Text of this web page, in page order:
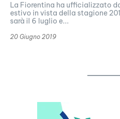
La Fiorentina ha ufficializzato
estivo in vista della stagione
sarà il 6 luglio e...
20 Giugno 2019